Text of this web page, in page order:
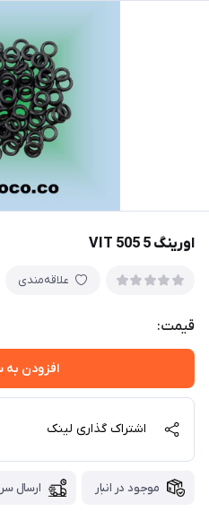
اورینگ 5 505 VIT
علاقه‌مندی
قیمت:
افزودن به
اشتراک گذاری لینک
موجود در انبار ارسال